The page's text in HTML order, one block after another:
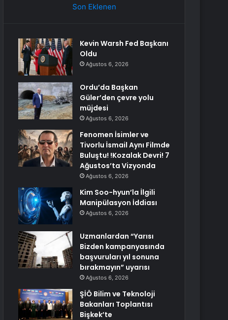
Son Eklenen
Kevin Warsh Fed Başkanı
Oldu
Ağustos 6, 2026
Ordu’da Başkan
Güler’den çevre yolu
müjdesi
Ağustos 6, 2026
Fenomen İsimler ve
Tivorlu İsmail Aynı Filmde
Buluştu! !Kozalak Devri! 7
Ağustos’ta Vizyonda
Ağustos 6, 2026
Kim Soo-hyun’la İlgili
Manipülasyon İddiası
Ağustos 6, 2026
Uzmanlardan “Yarısı
Bizden kampanyasında
başvuruları yıl sonuna
bırakmayın” uyarısı
Ağustos 6, 2026
ŞİÖ Bilim ve Teknoloji
Bakanları Toplantısı
Bişkek’te